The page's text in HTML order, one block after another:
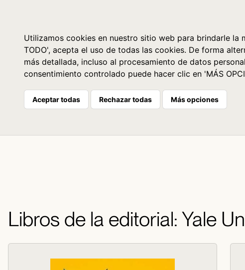
Utilizamos cookies en nuestro sitio web para brindarle la
TODO', acepta el uso de todas las cookies. De forma
más detallada, incluso al procesamiento de datos
consentimiento controlado puede hacer clic en 'MÁS
Aceptar todas Rechazar todas Más opciones
Libros de la editorial: Yale